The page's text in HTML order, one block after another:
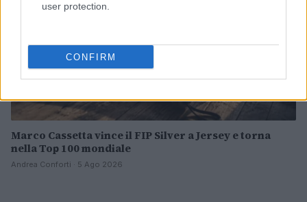
user protection.
CONFIRM
Marco Cassetta vince il FIP Silver a Jersey e torna
nella Top 100 mondiale
Andrea Conforti · 5 Ago 2026